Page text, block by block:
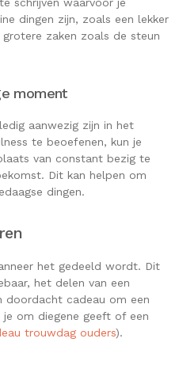
schrijven waarvoor je
dingen zijn, zoals een lekker
zaken zoals de steun
moment
aanwezig zijn in het
te beoefenen, kun je
van constant bezig te
Dit kan helpen om
dingen.
het gedeeld wordt. Dit
het delen van een
doordacht cadeau om een
om diegene geeft of een
trouwdag ouders).